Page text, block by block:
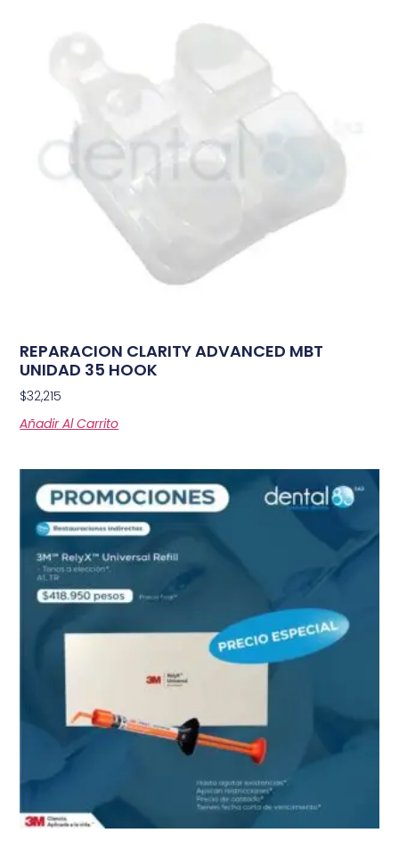
REPARACION CLARITY ADVANCED MBT
UNIDAD 35 HOOK
$32,215
Añadir Al Carrito